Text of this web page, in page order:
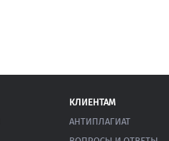
КЛИЕНТАМ
АНТИПЛАГИАТ